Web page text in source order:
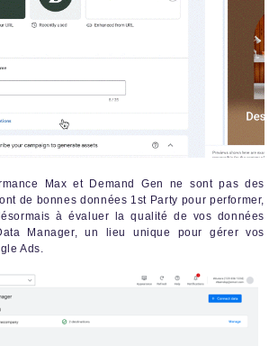
Max et Demand Gen ne sont pas des
de bonnes données 1st Party pour performer,
à évaluer la qualité de vos données
Manager, un lieu unique pour gérer vos
Ads.